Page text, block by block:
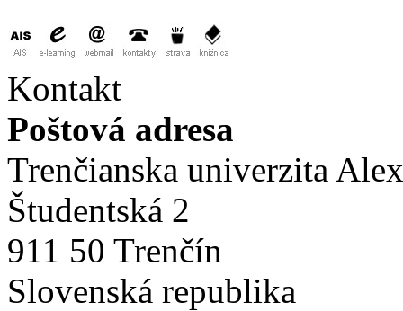
Kontakt
Poštová adresa
Trenčianska univerzita
Študentská 2
911 50 Trenčín
Slovenská republika